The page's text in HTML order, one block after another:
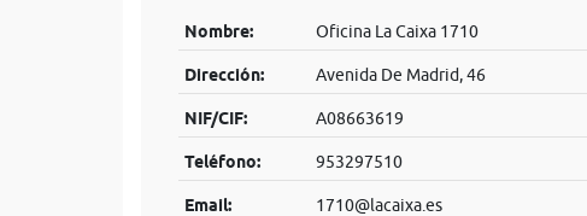
Nombre: Oficina La Caixa 1710
Dirección: Avenida De Madrid, 46
NIF/CIF: A08663619
Teléfono: 953297510
Email: 1710@lacaixa.es